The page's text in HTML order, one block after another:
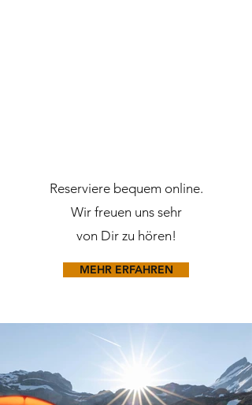
Reserviere bequem online.
Wir freuen uns sehr
von Dir zu hören!
MEHR ERFAHREN